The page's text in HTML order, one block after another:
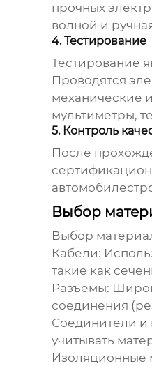
прочных
волной и
4. Тестирование
Тестирование
Проводятся
механические
мультиметры,
5. Контроль
После
Выбор
Выбор
Кабели:
такие как
Разъемы:
соединения
Соединители и
учитывать
Изоляционные